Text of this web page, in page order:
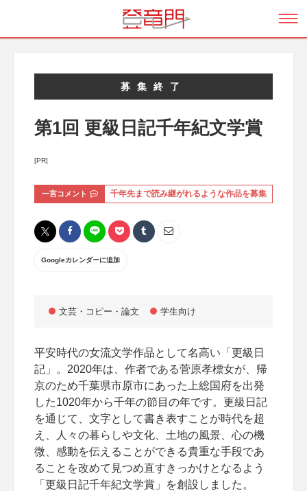
募集終了
第1回 更級日記千年紀文学賞
[PR]
一言コメント 千年先まで読み継がれるような作品を募集
Googleカレンダーに追加
文芸・コピー・論文 学生向け
平安時代の女流文学作品として名高い「更級日
記」。2020年は 、作者である菅原孝標女が、帰
京のため千葉県市原市にあった上総国府を出発
した1020年から千年の節目の年です。 更級日記
を通じて、文字として書き表すことが時代を超
え、
人々の暮らしや文化、土地の風景、心の機
微、感動を伝えることができる貴重な手段であ
ることを改めて見つめ直すきっかけとなるよ う
「更級日記千年紀文学賞」を創設しました。